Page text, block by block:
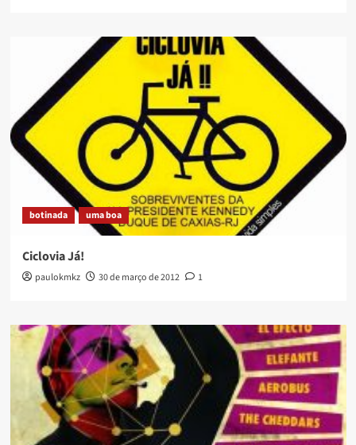
Pitacolândia:
fatores
eleitorais
e
ideias
botinada uma boa
Ciclovia Já!
paulokmkz 30 de março de 2012 1